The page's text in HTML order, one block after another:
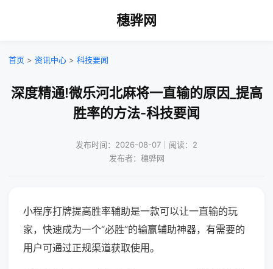
穗骅网
首页 > 资讯中心 > 科技要闻
深度精通!微乐河北麻将一直输的原因_提高
胜率的方法-科技要闻
发布时间：2026-08-07｜阅读：2
发布者：穗骅网
小程序打牌提高胜率辅助是一款可以让一直输的玩
家，快速成为一个“必胜”的输赢辅助神器，有需要的
用户可通过正规渠道获取使用。